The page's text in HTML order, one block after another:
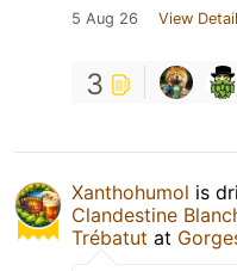
5 Aug 26 View
3
Xanthohumol is
Clandestine
Trébatut at